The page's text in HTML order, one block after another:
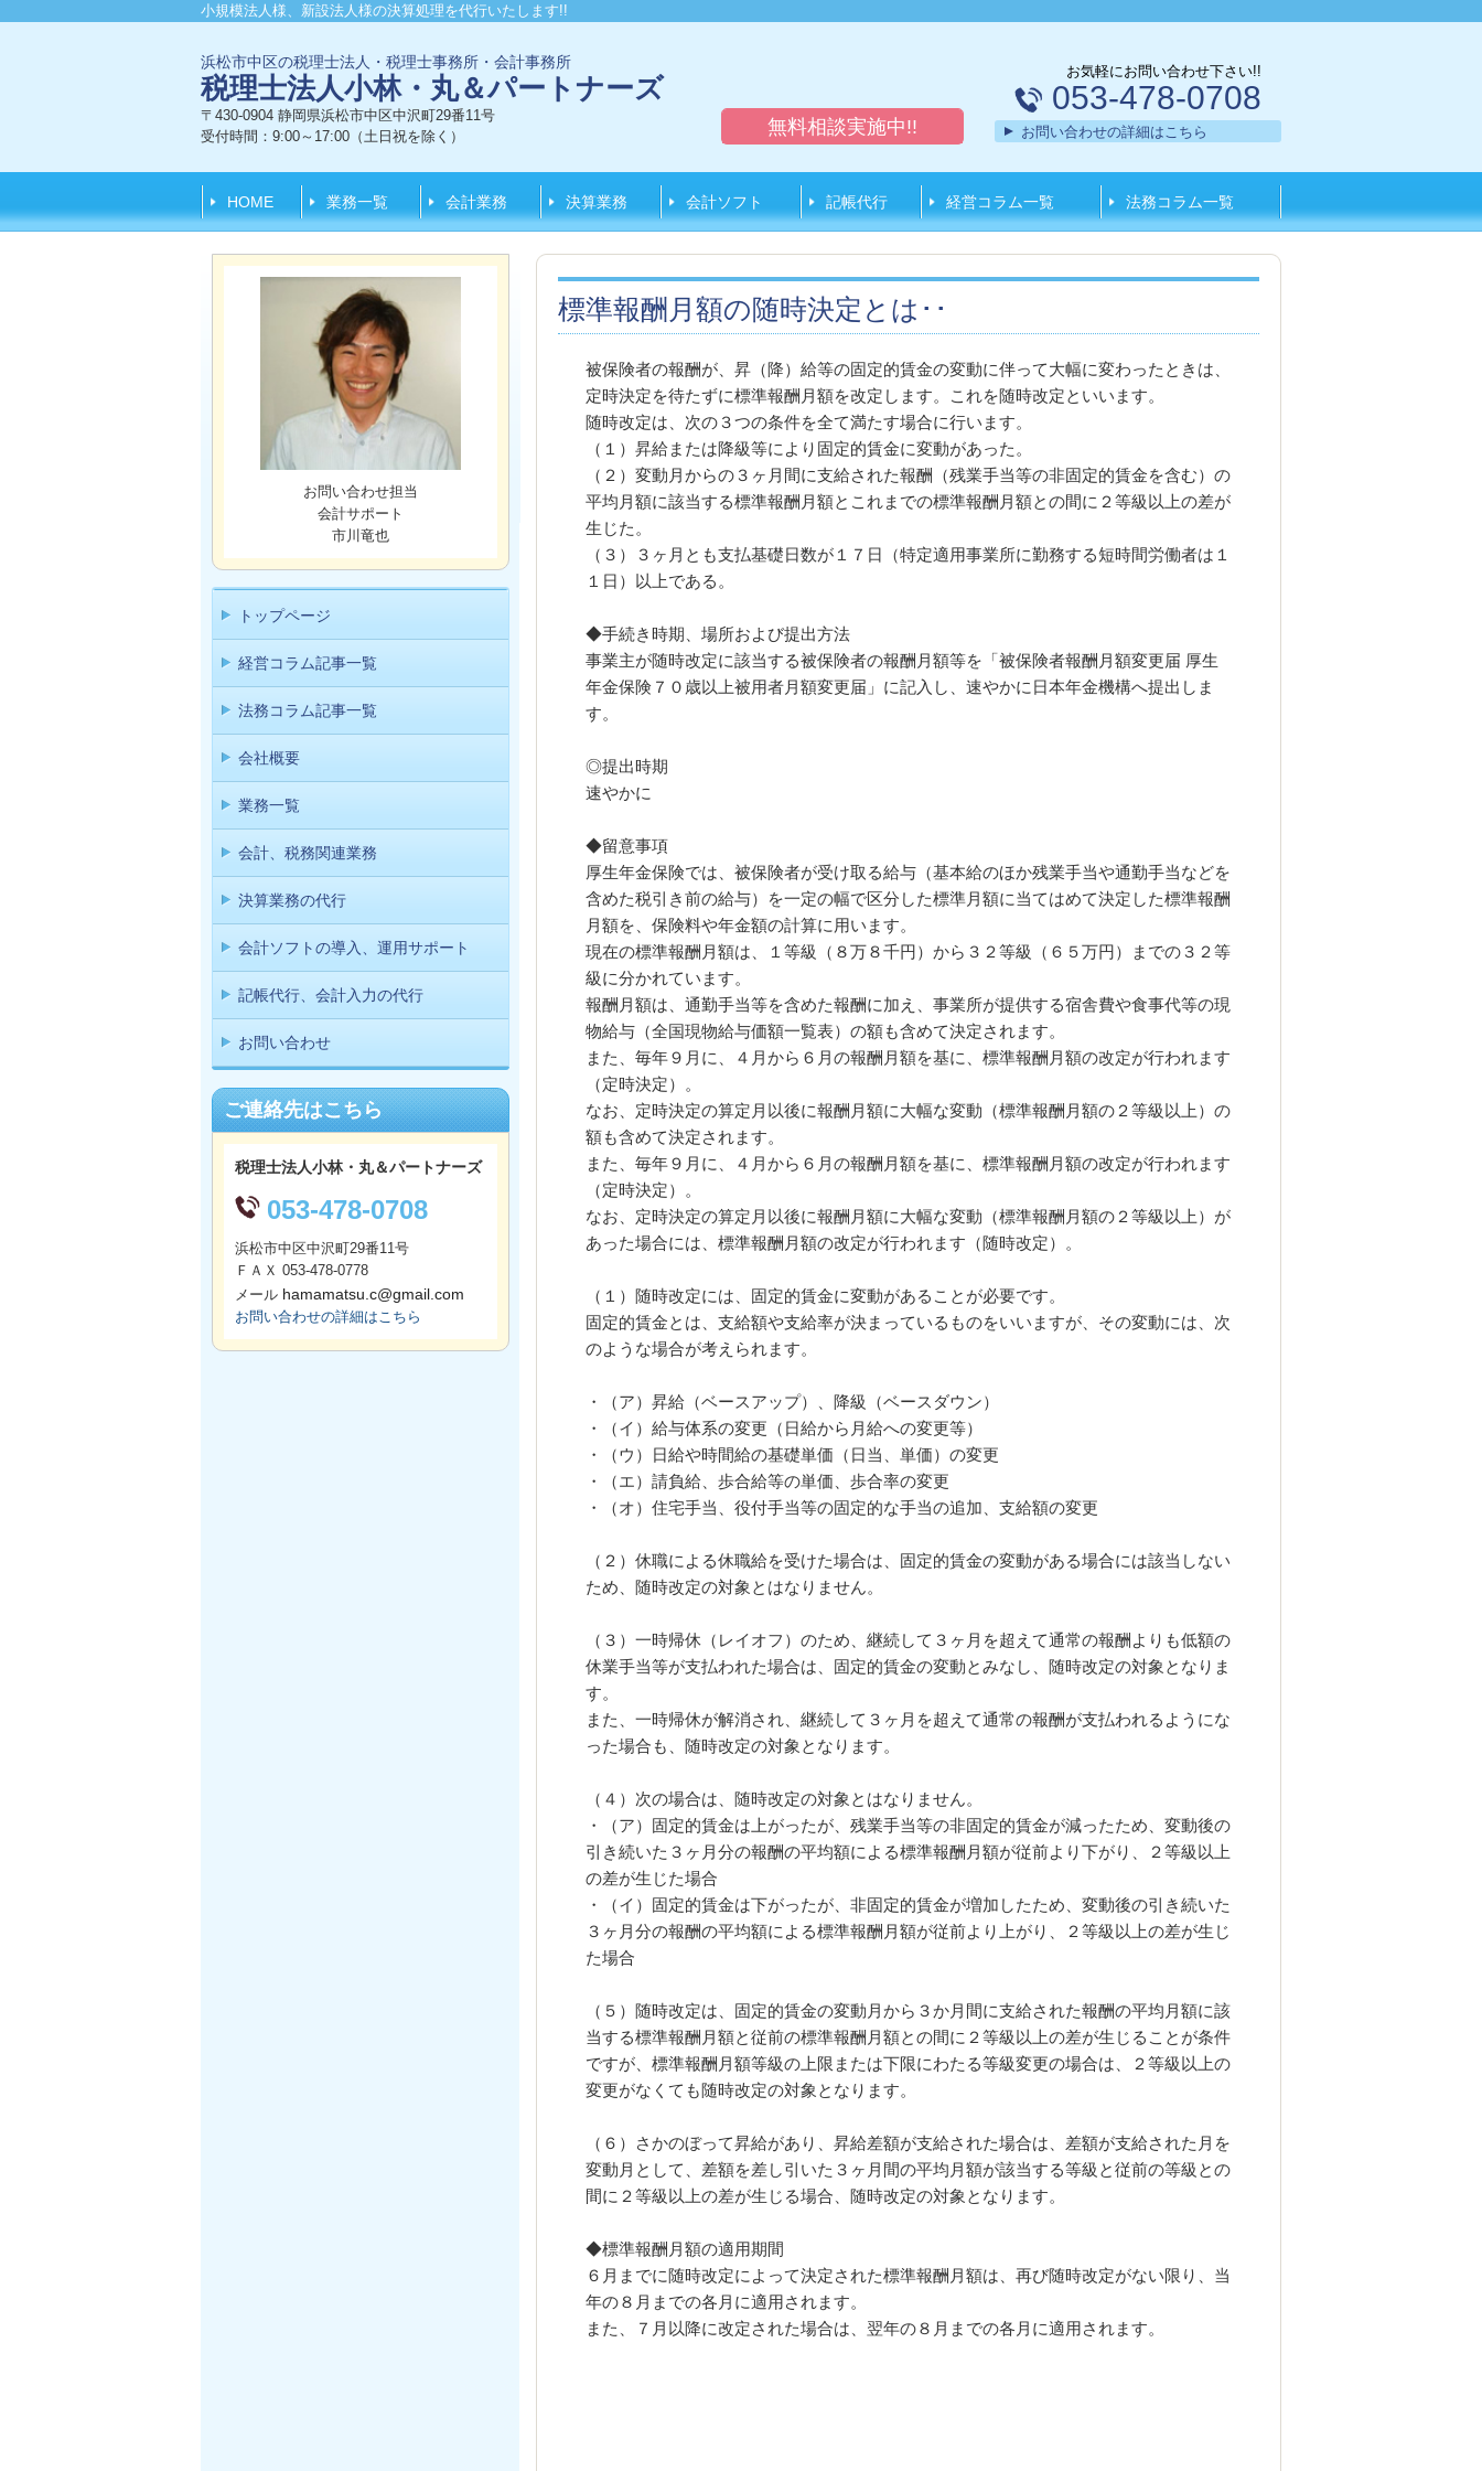
小規模法人様、新設法人様の決算処理を代行いたします!!
浜松市中区の税理士法人・税理士事務所・会計事務所
税理士法人小林・丸＆パートナーズ
〒430-0904 静岡県浜松市中区中沢町29番11号
受付時間：9:00～17:00（土日祝を除く）
無料相談実施中!!
お気軽にお問い合わせ下さい!!
053-478-0708
お問い合わせの詳細はこちら
HOME 業務一覧 会計業務 決算業務 会計ソフト 記帳代行 経営コラム一覧 法務コラム一覧
標準報酬月額の随時決定とは･･
被保険者の報酬が、昇（降）給等の固定的賃金の変動に伴って大幅に変わったときは、
定時決定を待たずに標準報酬月額を改定します。これを随時改定といいます。
随時改定は、次の３つの条件を全て満たす場合に行います。
（１）昇給または降級等により固定的賃金に変動があった。
（２）変動月からの３ヶ月間に支給された報酬（残業手当等の非固定的賃金を含む）の
平均月額に該当する標準報酬月額とこれまでの標準報酬月額との間に２等級以上の差が
生じた。
（３）３ヶ月とも支払基礎日数が１７日（特定適用事業所に勤務する短時間労働者は１
１日）以上である。
◆手続き時期、場所および提出方法
事業主が随時改定に該当する被保険者の報酬月額等を「被保険者報酬月額変更届 厚生
年金保険７０歳以上被用者月額変更届」に記入し、速やかに日本年金機構へ提出しま
す。
◎提出時期
速やかに
◆留意事項
厚生年金保険では、被保険者が受け取る給与（基本給のほか残業手当や通勤手当などを
含めた税引き前の給与）を一定の幅で区分した標準月額に当てはめて決定した標準報酬
月額を、保険料や年金額の計算に用います。
現在の標準報酬月額は、１等級（８万８千円）から３２等級（６５万円）までの３２等
級に分かれています。
報酬月額は、通勤手当等を含めた報酬に加え、事業所が提供する宿舎費や食事代等の現
物給与（全国現物給与価額一覧表）の額も含めて決定されます。
また、毎年９月に、４月から６月の報酬月額を基に、標準報酬月額の改定が行われます
（定時決定）。
なお、定時決定の算定月以後に報酬月額に大幅な変動（標準報酬月額の２等級以上）の
額も含めて決定されます。
また、毎年９月に、４月から６月の報酬月額を基に、標準報酬月額の改定が行われます
（定時決定）。
なお、定時決定の算定月以後に報酬月額に大幅な変動（標準報酬月額の２等級以上）が
あった場合には、標準報酬月額の改定が行われます（随時改定）。
（１）随時改定には、固定的賃金に変動があることが必要です。
固定的賃金とは、支給額や支給率が決まっているものをいいますが、その変動には、次
のような場合が考えられます。
・（ア）昇給（ベースアップ）、降級（ベースダウン）
・（イ）給与体系の変更（日給から月給への変更等）
・（ウ）日給や時間給の基礎単価（日当、単価）の変更
・（エ）請負給、歩合給等の単価、歩合率の変更
・（オ）住宅手当、役付手当等の固定的な手当の追加、支給額の変更
（２）休職による休職給を受けた場合は、固定的賃金の変動がある場合には該当しない
ため、随時改定の対象とはなりません。
（３）一時帰休（レイオフ）のため、継続して３ヶ月を超えて通常の報酬よりも低額の
休業手当等が支払われた場合は、固定的賃金の変動とみなし、随時改定の対象となりま
す。
また、一時帰休が解消され、継続して３ヶ月を超えて通常の報酬が支払われるようにな
った場合も、随時改定の対象となります。
（４）次の場合は、随時改定の対象とはなりません。
・（ア）固定的賃金は上がったが、残業手当等の非固定的賃金が減ったため、変動後の
引き続いた３ヶ月分の報酬の平均額による標準報酬月額が従前より下がり、２等級以上
の差が生じた場合
・（イ）固定的賃金は下がったが、非固定的賃金が増加したため、変動後の引き続いた
３ヶ月分の報酬の平均額による標準報酬月額が従前より上がり、２等級以上の差が生じ
た場合
（５）随時改定は、固定的賃金の変動月から３か月間に支給された報酬の平均月額に該
当する標準報酬月額と従前の標準報酬月額との間に２等級以上の差が生じることが条件
ですが、標準報酬月額等級の上限または下限にわたる等級変更の場合は、２等級以上の
変更がなくても随時改定の対象となります。
（６）さかのぼって昇給があり、昇給差額が支給された場合は、差額が支給された月を
変動月として、差額を差し引いた３ヶ月間の平均月額が該当する等級と従前の等級との
間に２等級以上の差が生じる場合、随時改定の対象となります。
◆標準報酬月額の適用期間
６月までに随時改定によって決定された標準報酬月額は、再び随時改定がない限り、当
年の８月までの各月に適用されます。
また、７月以降に改定された場合は、翌年の８月までの各月に適用されます。
お問い合わせ担当
会計サポート
市川竜也
トップページ
経営コラム記事一覧
法務コラム記事一覧
会社概要
業務一覧
会計、税務関連業務
決算業務の代行
会計ソフトの導入、運用サポート
記帳代行、会計入力の代行
お問い合わせ
ご連絡先はこちら
税理士法人小林・丸＆パートナーズ
053-478-0708
浜松市中区中沢町29番11号
ＦＡＸ 053-478-0778
メール hamamatsu.c@gmail.com
お問い合わせの詳細はこちら